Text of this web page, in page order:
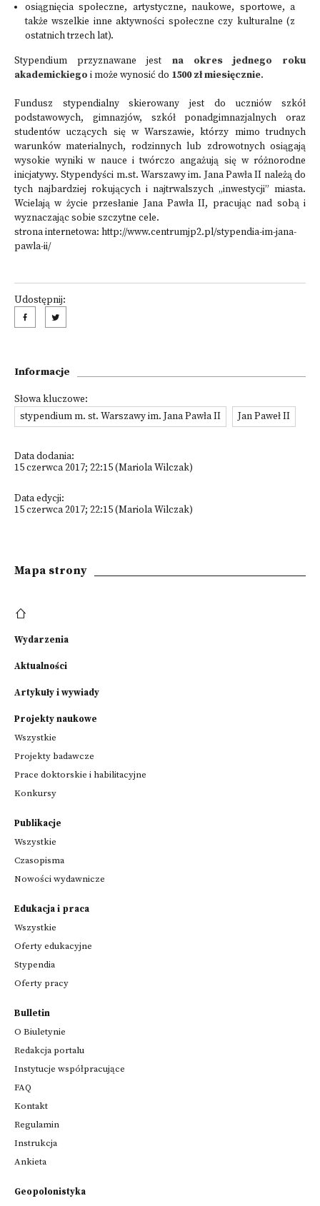
osiągnięcia społeczne, artystyczne, naukowe, sportowe, a
także wszelkie inne aktywności społeczne czy kulturalne (z
ostatnich trzech lat).
Stypendium przyznawane jest na okres jednego roku
akademickiego i może wynosić do 1500 zł miesięcznie.
Fundusz stypendialny skierowany jest do uczniów szkół
podstawowych, gimnazjów, szkół ponadgimnazjalnych oraz
studentów uczących się w Warszawie, którzy mimo trudnych
warunków materialnych, rodzinnych lub zdrowotnych osiągają
wysokie wyniki w nauce i twórczo angażują się w różnorodne
inicjatywy. Stypendyści m.st. Warszawy im. Jana Pawła II należą do
tych najbardziej rokujących i najtrwalszych „inwestycji” miasta.
Wcielają w życie przesłanie Jana Pawła II, pracując nad sobą i
wyznaczając sobie szczytne cele.
strona internetowa: http://www.centrumjp2.pl/stypendia-im-jana-
pawla-ii/
Udostępnij:
Informacje
Słowa kluczowe:
stypendium m. st. Warszawy im. Jana Pawła II
Jan Paweł II
Data dodania:
15 czerwca 2017; 22:15 (Mariola Wilczak)
Data edycji:
15 czerwca 2017; 22:15 (Mariola Wilczak)
Mapa strony
Wydarzenia
Aktualności
Artykuły i wywiady
Projekty naukowe
Wszystkie
Projekty badawcze
Prace doktorskie i habilitacyjne
Konkursy
Publikacje
Wszystkie
Czasopisma
Nowości wydawnicze
Edukacja i praca
Wszystkie
Oferty edukacyjne
Stypendia
Oferty pracy
Bulletin
O Biuletynie
Redakcja portalu
Instytucje współpracujące
FAQ
Kontakt
Regulamin
Instrukcja
Ankieta
Geopolonistyka